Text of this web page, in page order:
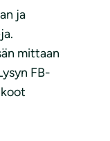
ja
mittaan
FB-